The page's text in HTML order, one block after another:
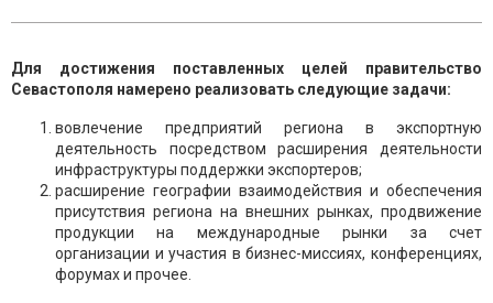
Для достижения поставленных целей правительство
Севастополя намерено реализовать следующие задачи:
вовлечение предприятий региона в экспортную
деятельность посредством расширения деятельности
инфраструктуры поддержки экспортеров;
расширение географии взаимодействия и обеспечения
присутствия региона на внешних рынках, продвижение
продукции на международные рынки за счет
организации и участия в бизнес-миссиях, конференциях,
форумах и прочее.